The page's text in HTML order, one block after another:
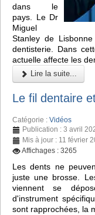
dans le
pays. Le Dr
Miguel
Stanley de
dentisterie. Dans
actuelle affecte les
Lire la suite...
Le fil dentaire
Catégorie : Vidéos
Publication : 3 avril
Mis à jour : 11 février
Affichages : 3265
Les dents ne
juste une brosse.
viennent se
d'instrument
sont rapprochées, la